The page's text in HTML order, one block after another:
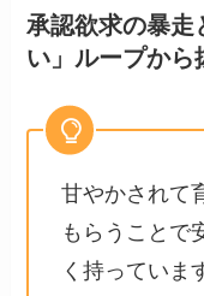
承認欲求の暴
い」ループから
甘やかされて
もらうことで
く持っていま